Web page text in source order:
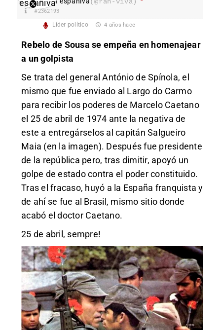
#2362193
Líder político 4 años hace
Rebelo de Sousa se empeña en homenajear
a un golpista
Se trata del general António de Spínola, el
mismo que fue enviado al Largo do Carmo
para recibir los poderes de Marcelo Caetano
el 25 de abril de 1974 ante la negativa de
este a entregárselos al capitán Salgueiro
Maia (en la imagen). Después fue presidente
de la república pero, tras dimitir, apoyó un
golpe de estado contra el poder constituido.
Tras el fracaso, huyó a la España franquista y
de ahí se fue al Brasil, mismo sitio donde
acabó el doctor Caetano.
25 de abril, sempre!